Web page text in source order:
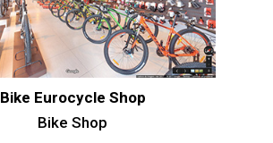
Bike Eurocycle Shop
Bike Shop